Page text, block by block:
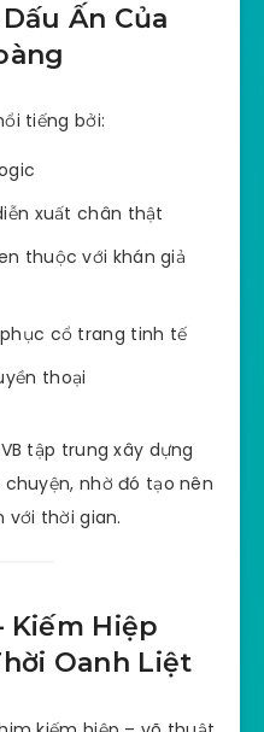
Ấn Của
tiếng bởi:
xuất chân thật
thuộc với khán giả
cổ trang tinh tế
thoại
tập trung xây dựng
nhờ đó tạo nên
với thời gian.
Kiếm Hiệp
Oanh Liệt